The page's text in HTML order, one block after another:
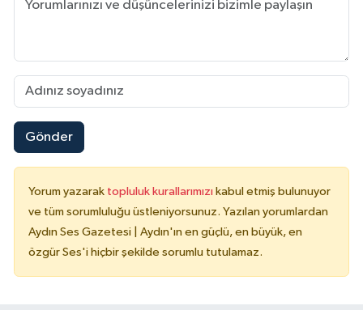
Gönder
Yorum yazarak topluluk kurallarımızı kabul etmiş bulunuyor
ve tüm sorumluluğu üstleniyorsunuz. Yazılan yorumlardan
Aydın Ses Gazetesi | Aydın'ın en güçlü, en büyük, en
özgür Ses'i hiçbir şekilde sorumlu tutulamaz.